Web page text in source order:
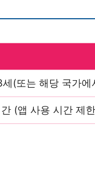
세(또는 해당 국가
(앱 사용 시간 제